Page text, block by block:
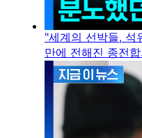
"세계의 선박들, 석
만에 전해진 종전합